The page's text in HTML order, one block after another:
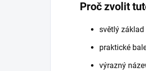
Proč zvolit
světlý
praktické
výrazný